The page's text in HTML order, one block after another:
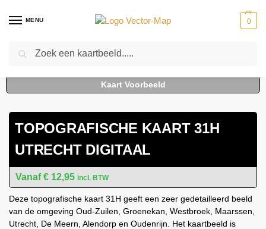
MENU 0
Home - Kaarten - Topografische kaarten
TOPOGRAFISCHE KAART 31H
UTRECHT DIGITAAL
€ 12,95 incl. BTW
Deze topografische kaart 31H geeft een zeer gedetailleerd beeld
van de omgeving Oud-Zuilen, Groenekan, Westbroek, Maarssen,
Utrecht, De Meern, Alendorp en Oudenrijn. Het kaartbeeld is